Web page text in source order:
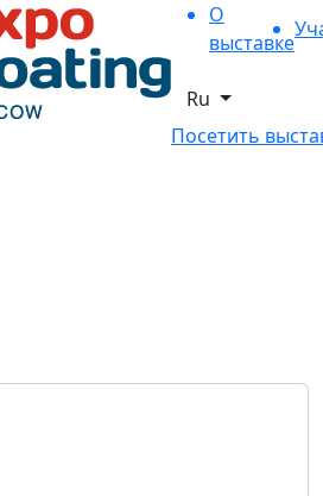
О
выставке
Ru
Посетить